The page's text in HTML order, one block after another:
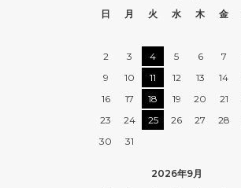
日
月 火 水 木 金
2
3 4 5 6 7
9
10 11 12 13 14
16
17 18 19 20 21
23
24 25 26 27 28
30
31
2026年9月